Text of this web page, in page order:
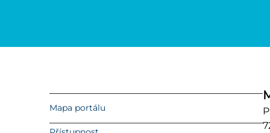
Mapa portálu